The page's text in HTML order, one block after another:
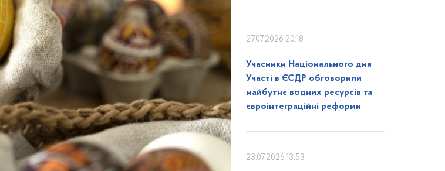
27.07.2026 20:18
Учасники Національного дня
Участі в ЄСДР обговорили
майбутнє водних ресурсів та
євроінтеграційні реформи
23.07.2026 13:53